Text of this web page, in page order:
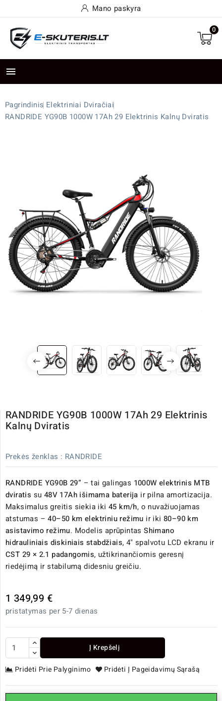
Mano paskyra
0

Pagrindinis Elektriniai Dviračiai
RANDRIDE YG90B 1000W 17Ah 29 Elektrinis Kalnų Dviratis
RANDRIDE YG90B 1000W 17Ah 29 Elektrinis
Kalnų Dviratis
Prekės ženklas : RANDRIDE
RANDRIDE YG90B 29” – tai galingas 1000W elektrinis MTB
dviratis su 48V 17Ah išimama baterija ir pilna amortizacija.
Maksimalus greitis siekia iki 45 km/h, o nuvažiuojamas
atstumas –40–50 km elektriniu režimu ir iki80–90 km
asistavimo režimu. Modelis aprūpintasShimano
hidrauliniais diskiniais stabdžiais, 4" spalvotu LCD ekranu ir
CST 29 × 2.1 padangomis, užtikrinančiomis geresnį
riedėjimą ir stabilumą didesniu greičiu.
1 349,99 €
pristatymas per 5-7 dienas
Į Krepšelį
Pridėti Prie Palyginimo Pridėti Į Pageidavimų Sąrašą